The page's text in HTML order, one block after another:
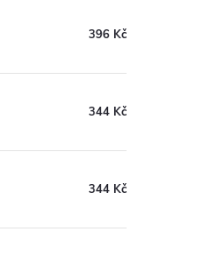
396 Kč
344 Kč
344 Kč